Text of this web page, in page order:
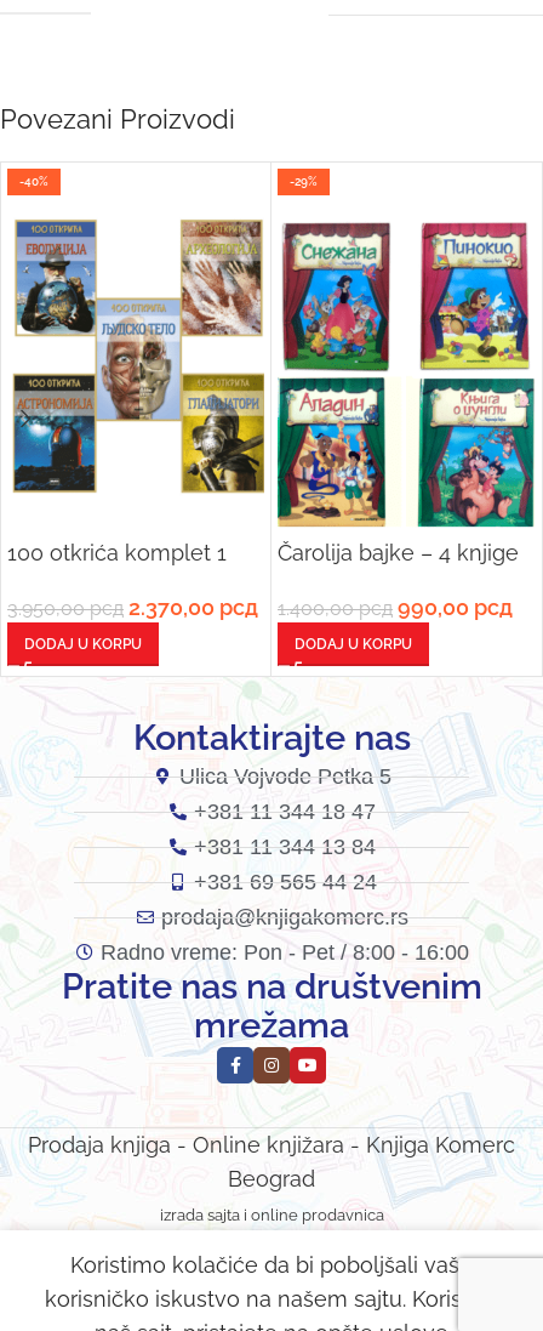
Povezani Proizvodi
-40%
100 otkrića komplet 1
3.950,00рсд 2.370,00 рсд
DODAJ U KORPU
-29%
Čarolija bajke – 4 knjige
1.400,00рсд 990,00 рсд
DODAJ U KORPU
Kontaktirajte nas
Ulica Vojvode Petka 5
+381 11 344 18 47
+381 11 344 13 84
+381 69 565 44 24
prodaja@knjigakomerc.rs
Radno vreme: Pon - Pet / 8:00 - 16:00
Pratite nas na društvenim
mrežama
Prodaja knjiga - Online knjižara - Knjiga Komerc
Beograd
izrada sajta i online prodavnica
Koristimo kolačiće da bi poboljšali vaše
korisničko iskustvo na našem sajtu. Koristeći
podzemnom
700,00рсд
560,00 рсд